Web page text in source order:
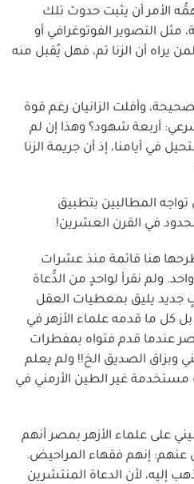
الأمر أن يثبت حدوث تلك
مثل التصوير الفوتوغرافي أو
يراه أن الزنا تم، فهل يُقبل منه
وأفلت الزانيان رغم قوة
أربعة شهود؟ وهذا إن لم
في أيامنا، إذ أن جريمة الزنا
المطالبين بتطبيق
في القرن العشرين!
هنا قائمة منذ عشرات
ولم نقرأ لواحدٍ من الدُّعاة
جديد يليق بمعطيات العقل
كل ما قدمه علماء الأزهر في
عندما قدم فتواه بمفطرات
وبزاق الصديق الخ!! ولم يعلم
غير الطين الأرمني في
على علماء الأزهر بمصر أنهم
عنهم: إنهم فقهاء المراحيض.
إليه، لأن الدعاة المنتشرين